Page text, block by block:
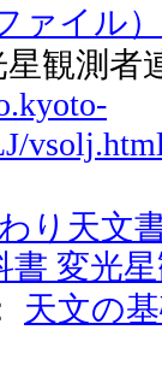
ァイル）
観測者
り天文
書 変光
天文の